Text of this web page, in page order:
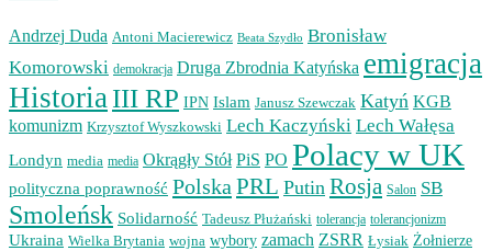
Andrzej Duda Antoni Macierewicz Beata Szydło Bronisław
Komorowski demokracja Druga Zbrodnia Katyńska emigracja
Historia III RP IPN Islam Janusz Szewczak Katyń KGB
komunizm Krzysztof Wyszkowski Lech Kaczyński Lech Wałęsa
Londyn media media Okrągły Stół PiS PO Polacy w UK
polityczna poprawność Polska PRL Putin Rosja Salon SB
Smoleńsk Solidarność Tadeusz Płużański tolerancja tolerancjonizm
Ukraina Wielka Brytania wojna wybory zamach ZSRR Łysiak Żołnierze